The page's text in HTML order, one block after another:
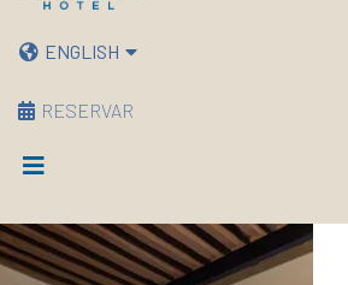
ENGLISH
RESERVAR